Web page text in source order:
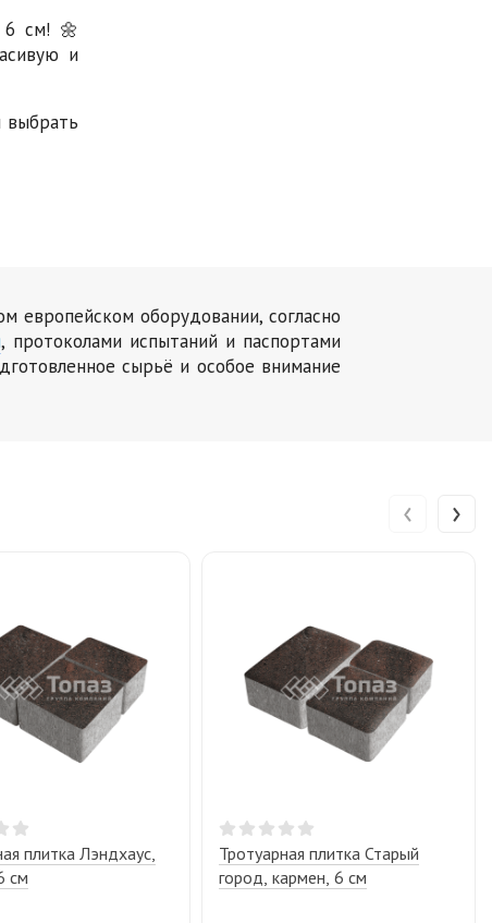
6 см! 🌼
и
выбрать
европейском оборудовании, согласно
, протоколами испытаний и паспортами
сырьё и особое внимание
плитка Лэндхаус,
см
Тротуарная плитка Старый
город, кармен, 6 см
‹ ›